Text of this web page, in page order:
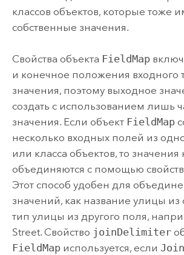
классов объектов, которые тоже
собственные значения.
Свойства объекта FieldMap
и конечное положения входного
значения, поэтому выходное
создать с использованием лишь
значения. Если объект FieldMap
несколько входных полей из
или класса объектов, то
объединяются с помощью
Этот способ удобен для
значений, как название улицы из
тип улицы из другого поля,
Street. Свойство joinDelimiter
FieldMapиспользуется, если Join